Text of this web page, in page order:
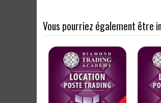
Vous pourriez également être